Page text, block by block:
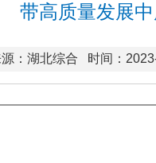
带高质量发展
：湖北综合 时间：